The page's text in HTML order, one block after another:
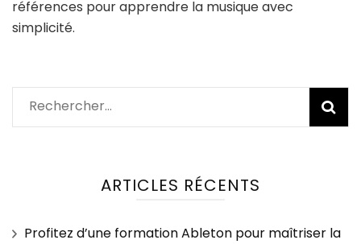
références pour apprendre la musique avec
simplicité.
Rechercher :
ARTICLES RÉCENTS
Profitez d’une formation Ableton pour maîtriser la